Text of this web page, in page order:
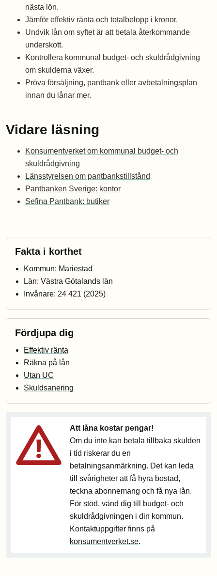
nästa lön.
Jämför effektiv ränta och totalbelopp i kronor.
Undvik lån om syftet är att betala återkommande
underskott.
Kontrollera kommunal budget- och skuldrådgivning
om skulderna växer.
Pröva försäljning, pantbank eller avbetalningsplan
innan du lånar mer.
Vidare läsning
Konsumentverket om kommunal budget- och
skuldrådgivning
Länsstyrelsen om pantbankstillstånd
Pantbanken Sverige: kontor
Sefina Pantbank: butiker
Fakta i korthet
Kommun: Mariestad
Län: Västra Götalands län
Invånare: 24 421 (2025)
Fördjupa dig
Effektiv ränta
Räkna på lån
Utan UC
Skuldsanering
Att låna kostar pengar!
Om du inte kan betala tillbaka skulden
i tid riskerar du en
betalningsanmärkning. Det kan leda
till svårigheter att få hyra bostad,
teckna abonnemang och få nya lån.
För stöd, vänd dig till budget- och
skuldrådgivningen i din kommun.
Kontaktuppgifter finns på
konsumentverket.se.